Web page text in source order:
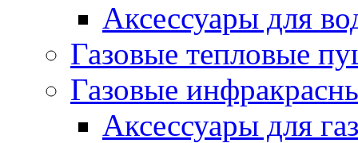
Аксессуары для
Газовые тепловые
Газовые
Аксессуары для